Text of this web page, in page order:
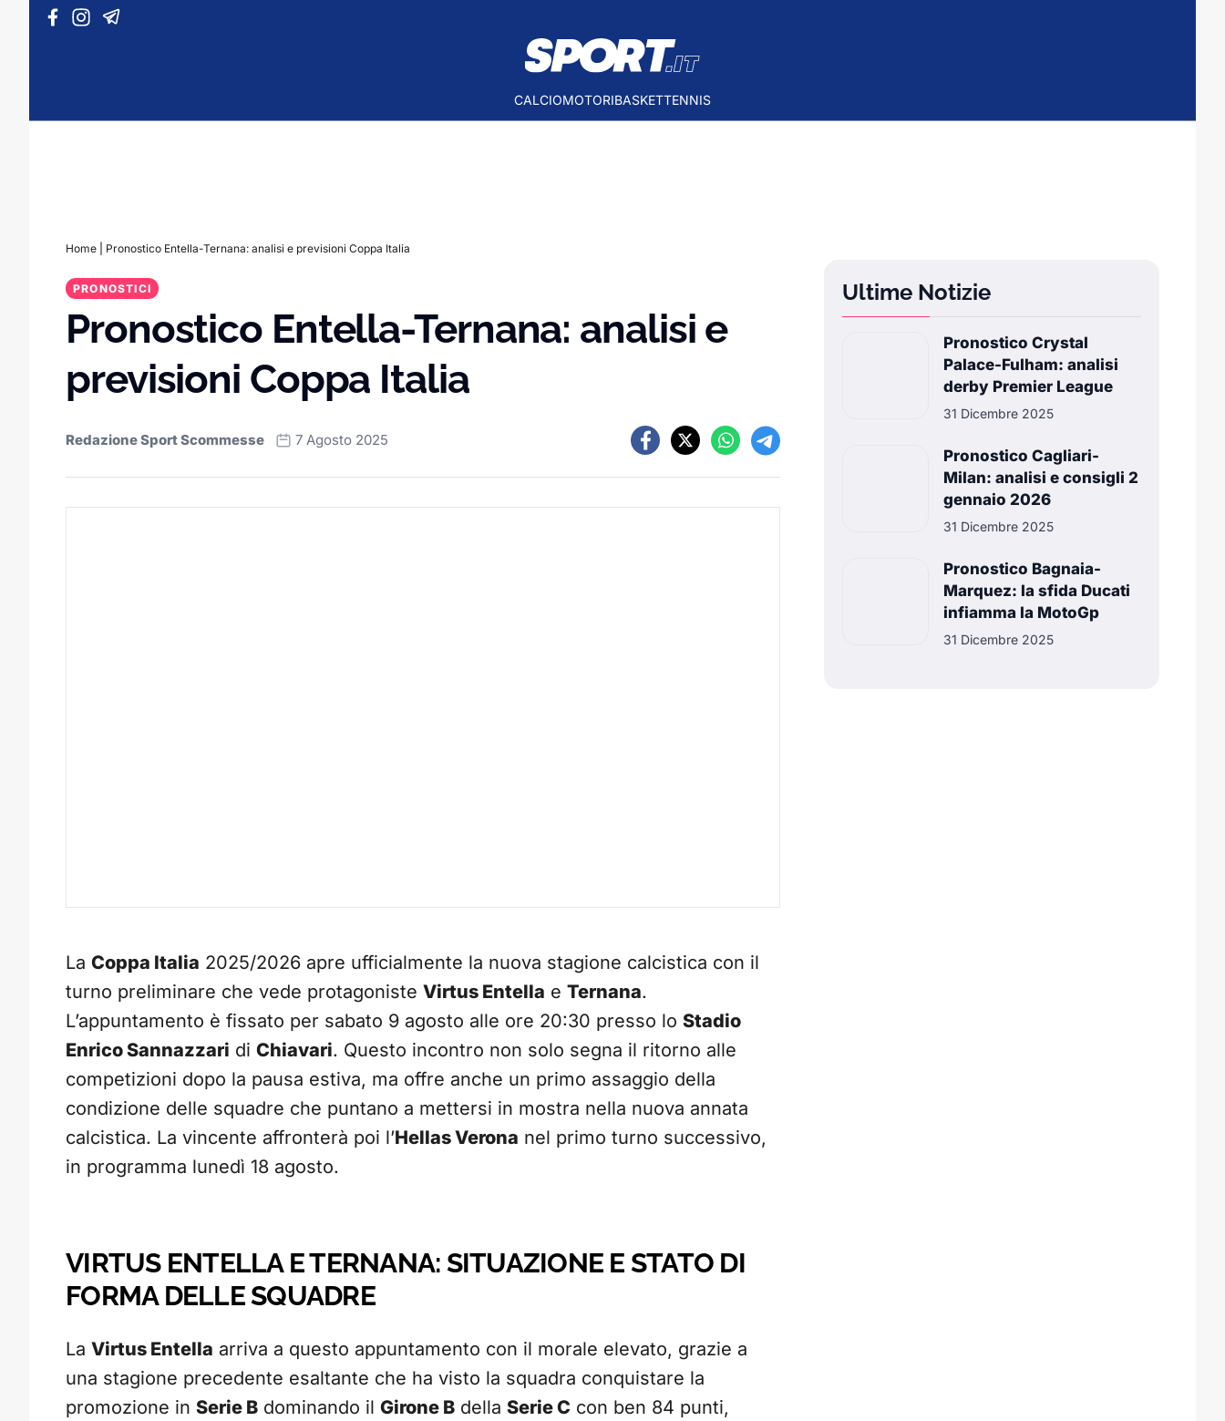
Vai al contenuto
CALCIOMOTORIBASKETTENNIS
Home Pronostico Entella-Ternana: analisi e previsioni Coppa Italia
PRONOSTICI
Pronostico Entella-Ternana: analisi e
previsioni Coppa Italia
Redazione Sport Scommesse 7 Agosto 2025
La Coppa Italia 2025/2026 apre ufficialmente la nuova stagione calcistica con il
turno preliminare che vede protagoniste Virtus Entella e Ternana.
L’appuntamento è fissato per sabato 9 agosto alle ore 20:30 presso lo Stadio
Enrico Sannazzari di Chiavari. Questo incontro non solo segna il ritorno alle
competizioni dopo la pausa estiva, ma offre anche un primo assaggio della
condizione delle squadre che puntano a mettersi in mostra nella nuova annata
calcistica. La vincente affronterà poi l’Hellas Verona nel primo turno successivo,
in programma lunedì 18 agosto.
VIRTUS ENTELLA E TERNANA: SITUAZIONE E STATO DI
FORMA DELLE SQUADRE
La Virtus Entella arriva a questo appuntamento con il morale elevato, grazie a
una stagione precedente esaltante che ha visto la squadra conquistare la
promozione in Serie B dominando il Girone B della Serie C con ben 84 punti,
Ultime Notizie
Pronostico Crystal
Palace-Fulham: analisi
derby Premier League
31 Dicembre 2025
Pronostico Cagliari-
Milan: analisi e consigli 2
gennaio 2026
31 Dicembre 2025
Pronostico Bagnaia-
Marquez: la sfida Ducati
infiamma la MotoGp
31 Dicembre 2025